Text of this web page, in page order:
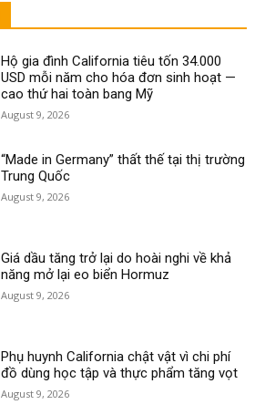
Hộ gia đình California tiêu tốn 34.000
USD mỗi năm cho hóa đơn sinh hoạt —
cao thứ hai toàn bang Mỹ
August 9, 2026
“Made in Germany” thất thế tại thị trường
Trung Quốc
August 9, 2026
Giá dầu tăng trở lại do hoài nghi về khả
năng mở lại eo biển Hormuz
August 9, 2026
Phụ huynh California chật vật vì chi phí
đồ dùng học tập và thực phẩm tăng vọt
August 9, 2026